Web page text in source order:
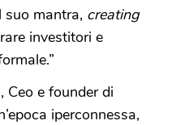
suo mantra, creating
investitori e
, Ceo e founder di
iperconnessa,